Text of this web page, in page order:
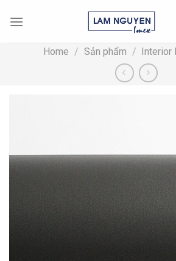
Home / Sản phẩm / Interior